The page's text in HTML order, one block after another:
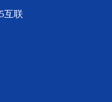
互联